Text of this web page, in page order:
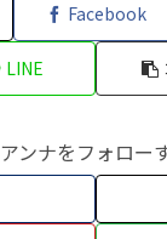
Facebook
LINE
アンナをフォロー